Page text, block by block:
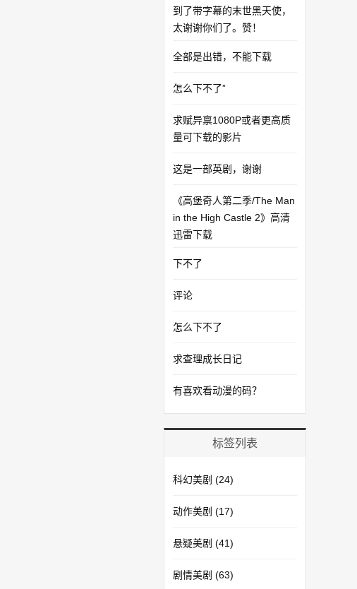
到了带字幕的末世黑天使，
太谢谢你们了。赞！
全部是出错，不能下载
怎么下不了”
求赋异禀1080P或者更高质
量可下载的影片
这是一部英剧，谢谢
《高堡奇人第二季/The Man
in the High Castle 2》高清
迅雷下载
下不了
评论
怎么下不了
求查理成长日记
有喜欢看动漫的码？
标签列表
科幻美剧 (24)
动作美剧 (17)
悬疑美剧 (41)
剧情美剧 (63)